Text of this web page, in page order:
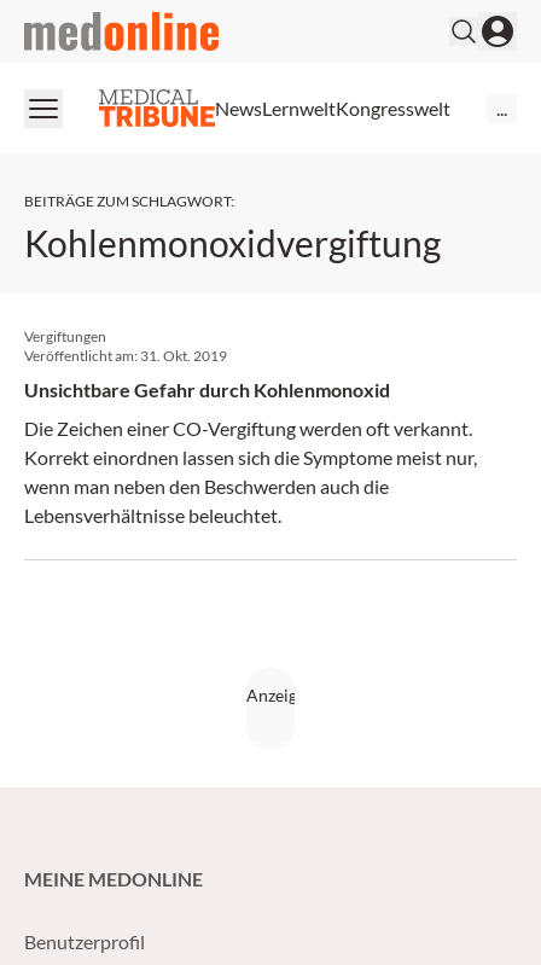
medonline
NewsLernweltKongresswelt
BEITRÄGE ZUM SCHLAGWORT:
Kohlenmonoxidvergiftung
Vergiftungen
Veröffentlicht am: 31. Okt. 2019
Unsichtbare Gefahr durch Kohlenmonoxid
Die Zeichen einer CO-Vergiftung werden oft verkannt.
Korrekt einordnen lassen sich die Symptome meist nur,
wenn man neben den Beschwerden auch die
Lebensverhältnisse beleuchtet.
MEINE MEDONLINE
Benutzerprofil